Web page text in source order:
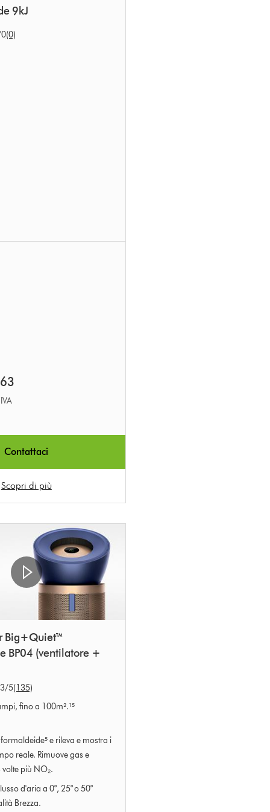
9kJ
(0)
Contattaci
Scopri di più
Big+Quiet™
BP04 (ventilatore +
/5(135)
fino a 100m².¹⁵
e rileva e mostra i
reale. Rimuove gas e
più NO₂.
d'aria a 0°, 25° o 50°
Brezza.